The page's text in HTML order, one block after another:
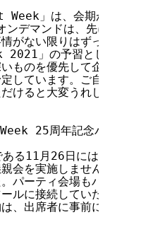
」は、会期が終われ
マンドは、先に「いつ
がない限りはずっと掲
」の予習としてもご
ものを優先して企画・
しています。ご自身の
けると大変うれしく思い
25周年記念パーティ
る11月26日には、
会を実施しませんでし
パーティ会場もバーチ
ルに接続していただき
、出席者に事前にクー